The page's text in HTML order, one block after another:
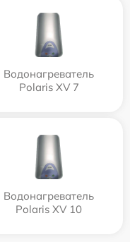
Водонагреватель
Polaris XV 7
Водонагреватель
Polaris XV 10